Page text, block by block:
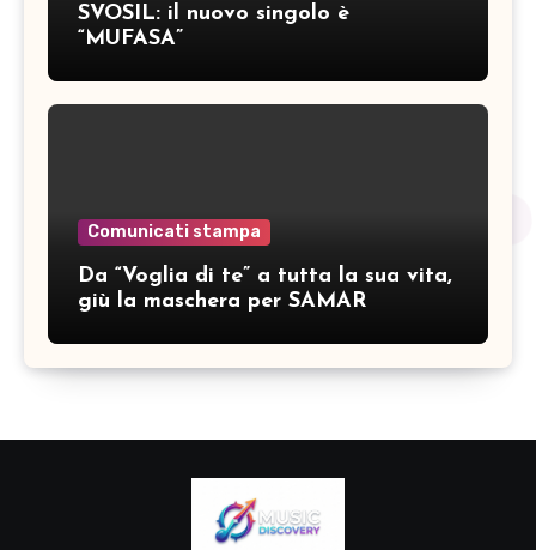
SVOSIL: il nuovo singolo è
“MUFASA”
Comunicati stampa
Da “Voglia di te” a tutta la sua vita,
giù la maschera per SAMAR